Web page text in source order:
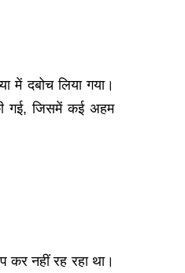
में दबोच लिया गया।
गई, जिसमें कई अहम
कर नहीं रह रहा था।